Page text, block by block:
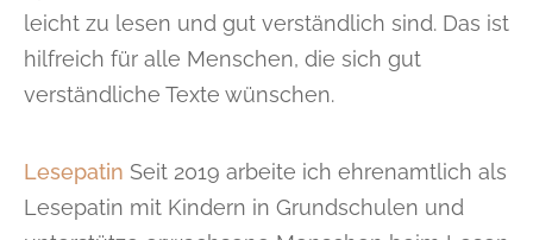
leicht zu lesen und gut verständlich sind. Das ist
hilfreich für alle Menschen, die sich gut
verständliche Texte wünschen.
Lesepatin Seit 2019 arbeite ich ehrenamtlich als
Lesepatin mit Kindern in Grundschulen und